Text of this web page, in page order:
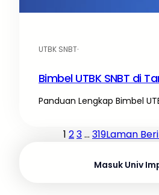
UTBK SNBT·
Bimbel UTBK SNBT di
Panduan Lengkap Bimbel
1 23… 319Laman
Masuk Univ